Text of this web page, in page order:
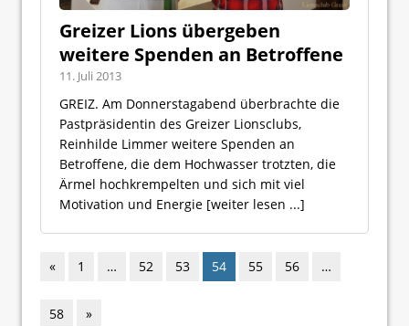
Greizer Lions übergeben
weitere Spenden an Betroffene
11. Juli 2013
GREIZ. Am Donnerstagabend überbrachte die
Pastpräsidentin des Greizer Lionsclubs,
Reinhilde Limmer weitere Spenden an
Betroffene, die dem Hochwasser trotzten, die
Ärmel hochkrempelten und sich mit viel
Motivation und Energie [weiter lesen ...]
« 1 … 52 53 54 55 56 …
58 »